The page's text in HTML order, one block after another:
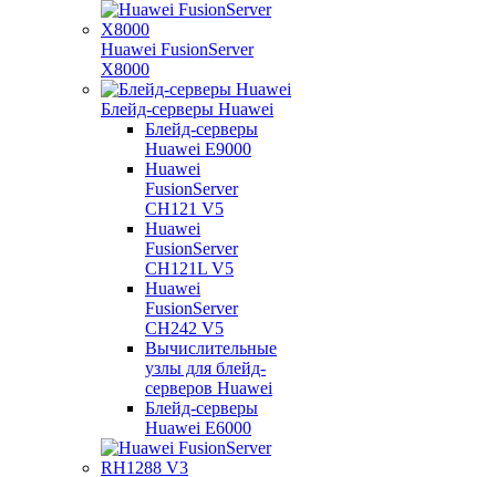
Huawei FusionServer
X8000
Блейд-серверы Huawei
Блейд-серверы
Huawei E9000
Huawei
FusionServer
CH121 V5
Huawei
FusionServer
CH121L V5
Huawei
FusionServer
CH242 V5
Вычислительные
узлы для блейд-
серверов Huawei
Блейд-серверы
Huawei E6000